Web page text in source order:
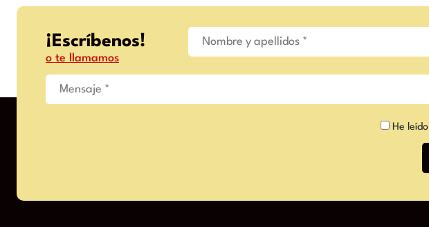
¡Escríbenos!
o te llamamos
He